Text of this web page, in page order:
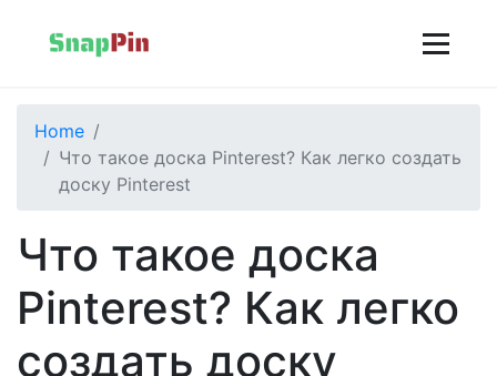
Home
Что такое доска Pinterest? Как легко создать
доску Pinterest
Что такое доска
Pinterest? Как легко
создать доску